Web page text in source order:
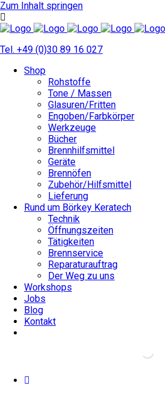
Zum Inhalt springen
Tel. +49 (0)30 89 16 027
Shop
Rohstoffe
Tone / Massen
Glasuren/Fritten
Engoben/Farbkörper
Werkzeuge
Bücher
Brennhilfsmittel
Geräte
Brennöfen
Zubehör/Hilfsmittel
Lieferung
Rund um Börkey Keratech
Technik
Öffnungszeiten
Tätigkeiten
Brennservice
Reparaturauftrag
Der Weg zu uns
Workshops
Jobs
Blog
Kontakt